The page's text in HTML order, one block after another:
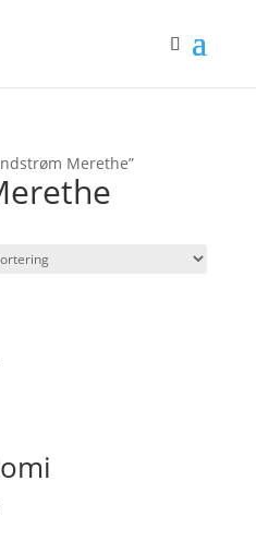
Merethe”